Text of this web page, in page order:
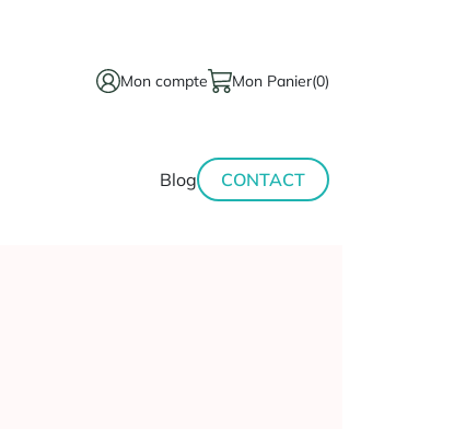
Mon compte Mon Panier(0)
Blog CONTACT